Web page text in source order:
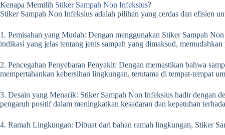
Kenapa Memilih Stiker Sampah Non Infeksius?
Stiker Sampah Non Infeksius adalah pilihan yang cerdas dan efisien
1. Pemisahan yang Mudah: Dengan menggunakan Stiker Sampah
indikasi yang jelas tentang jenis sampah yang dimaksud,
2. Pencegahan Penyebaran Penyakit: Dengan memastikan bahwa
mempertahankan kebersihan lingkungan, terutama di tempat-tempat
3. Desain yang Menarik: Stiker Sampah Non Infeksius hadir dengan
pengaruh positif dalam meningkatkan kesadaran dan kepatuhan
4. Ramah Lingkungan: Dibuat dari bahan ramah lingkungan, Stiker